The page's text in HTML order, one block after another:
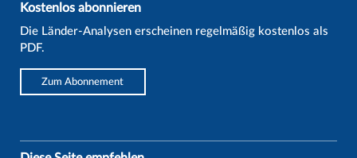
Kostenlos abonnieren
Die Länder-Analysen erscheinen regelmäßig kostenlos als
PDF.
Zum Abonnement